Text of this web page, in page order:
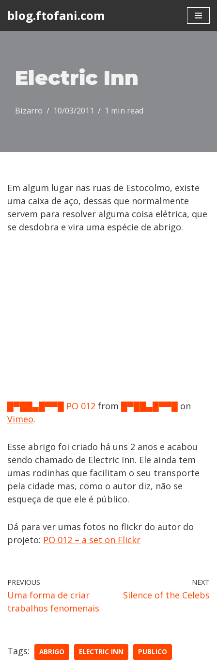
blog.ftofani.com
Electric Inn
Bizarro 10/03/2011 1 min read
Em algum lugar nas ruas de Estocolmo, existe
uma caixa de aço, dessas que normalmente
servem para resolver alguma coisa elétrica, que
se desdobra e vira uma espécie de abrigo.
█▀██▄█▀▀█ PO 012 from █▀██▄█▀▀█
on
Vimeo.
Esse abrigo foi criado há uns 2 anos e acabou
sendo chamado de Electric Inn. Ele ainda tem
umas rodinhas que facilitam o seu transporte
pela cidade mas, como o autor diz, não se
esqueça de que ele é público.
Dá para ver umas fotos no flickr do autor do
projeto: PO 012 – a set on Flickr
PREVIOUS
Uma forma de criar
trabalhos fenomenais
NEXT
Silence of the Celebs
Tags: ABRIGO ELECTRIC INN PUBLICO